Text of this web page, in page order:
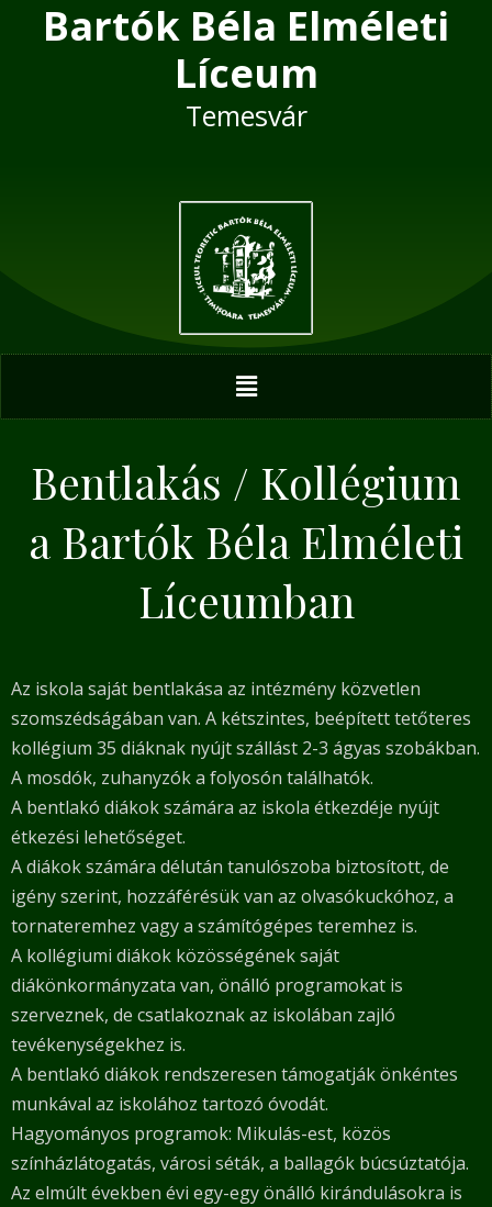
Bartók Béla Elméleti
Líceum
Temesvár
Menu
Bentlakás / Kollégium
a Bartók Béla Elméleti
Líceumban
Az iskola saját bentlakása az intézmény közvetlen
szomszédságában van. A kétszintes, beépített tetőteres
kollégium 35 diáknak nyújt szállást 2-3 ágyas szobákban.
A mosdók, zuhanyzók a folyosón találhatók.
A bentlakó diákok számára az iskola étkezdéje nyújt
étkezési lehetőséget.
A diákok számára délután tanulószoba biztosított, de
igény szerint, hozzáférésük van az olvasókuckóhoz, a
tornateremhez vagy a számítógépes teremhez is.
A kollégiumi diákok közösségének saját
diákönkormányzata van, önálló programokat is
szerveznek, de csatlakoznak az iskolában zajló
tevékenységekhez is.
A bentlakó diákok rendszeresen támogatják önkéntes
munkával az iskolához tartozó óvodát.
Hagyományos programok: Mikulás-est, közös
színházlátogatás, városi séták, a ballagók búcsúztatója.
Az elmúlt években évi egy-egy önálló kirándulásokra is